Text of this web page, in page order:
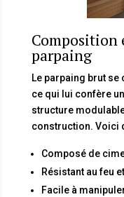
Composition
parpaing
Le parpaing brut
ce qui lui confère
structure
construction. Voici
Composé de
Résistant au feu
Facile à